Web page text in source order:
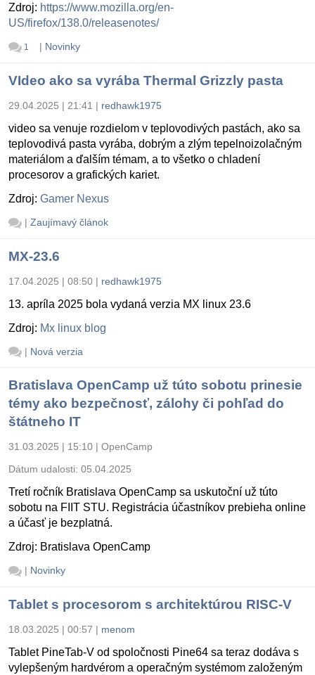
Zdroj: https://www.mozilla.org/en-
US/firefox/138.0/releasenotes/
1 | Novinky
VIdeo ako sa vyrába Thermal Grizzly pasta
29.04.2025 | 21:41 | redhawk1975
video sa venuje rozdielom v teplovodivých pastách, ako sa
teplovodivá pasta vyrába, dobrým a zlým tepelnoizolačným
materiálom a ďalším témam, a to všetko o chladení
procesorov a grafických kariet.
Zdroj: Gamer Nexus
| Zaujímavý článok
MX-23.6
17.04.2025 | 08:50 | redhawk1975
13. apríla 2025 bola vydaná verzia MX linux 23.6
Zdroj: Mx linux blog
| Nová verzia
Bratislava OpenCamp už túto sobotu prinesie
témy ako bezpečnosť, zálohy či pohľad do
štátneho IT
31.03.2025 | 15:10 | OpenCamp
Dátum udalosti: 05.04.2025
Tretí ročník Bratislava OpenCamp sa uskutoční už túto
sobotu na FIIT STU. Registrácia účastníkov prebieha online
a účasť je bezplatná.
Zdroj: Bratislava OpenCamp
| Novinky
Tablet s procesorom s architektúrou RISC-V
18.03.2025 | 00:57 | menom
Tablet PineTab-V od spoločnosti Pine64 sa teraz dodáva s
vylepšeným hardvérom a operačným systémom založeným